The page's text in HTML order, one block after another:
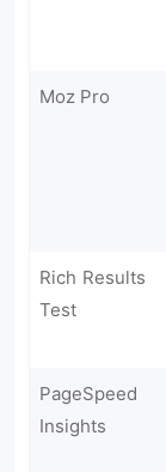
Moz Pro
Rich Results
Test
PageSpeed
Insights